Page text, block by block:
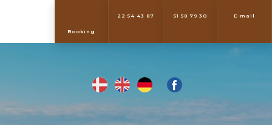
​Booking
22 54 43 87 51 58 79 30 E-mail